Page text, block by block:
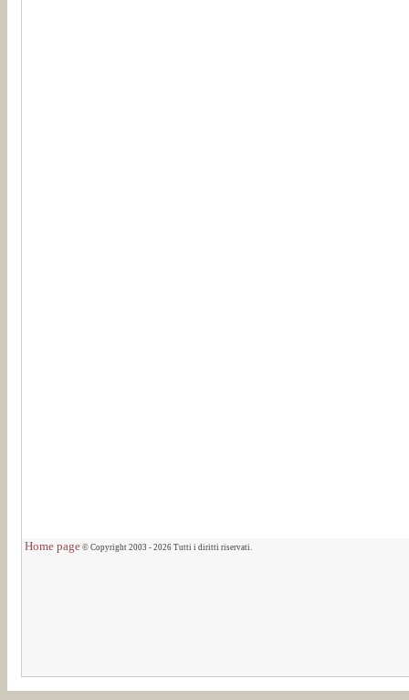
Home page © Copyright 2003 - 2026 Tutti i diritti riservati.